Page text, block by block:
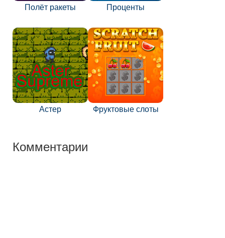
Полёт ракеты Проценты
Астер Фруктовые слоты
Комментарии